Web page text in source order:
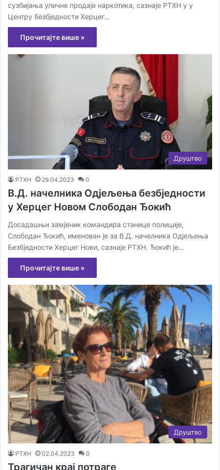
сузбијања уличне продаје наркотика, сазнаје РТХН у у
Центру безбједности Херцег…
Прочитајте више »
Друштво
РТХН 29.04.2023 0
В.Д. начелника Одјељења безбједности
у Херцег Новом Слободан Ђокић
Досадашњи замјеник командира станице полиције,
Слободан Ђокић, именован је за В.Д. начелника Одјељења
Безбједности Херцег Нови, сазнаје РТХН. Ђокић је…
Прочитајте више »
Друштво
РТХН 02.04.2023 0
Трагичан крај потраге